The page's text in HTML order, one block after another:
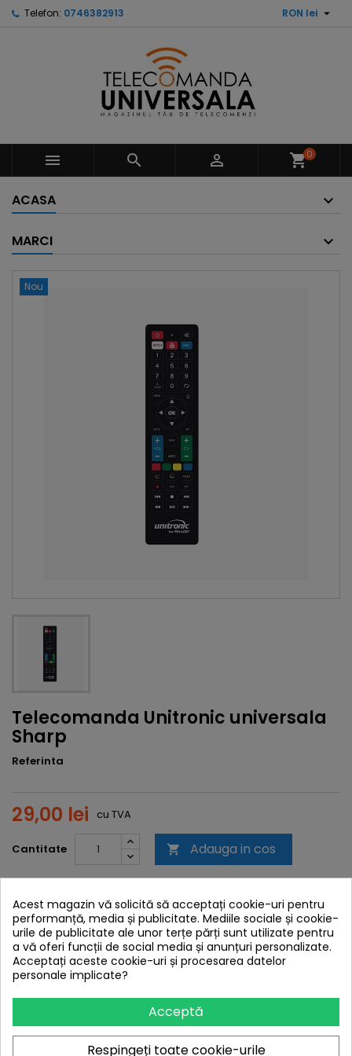
Telefon: 0746382913 RON lei 
   shopping_cart0
ACASA
MARCI
Nou
Telecomanda Unitronic universala
Sharp
Referinta
29,00 lei cu TVA
Cantitate  Adauga in cos
DESCRIERE
DETALII ALE PRODUSULUI
REVIEWS (0)
Număr de dispozitive: 1
Dispozitive controlate: Televizor Sharp
Control: Controlează toate funcțiile
Funcții: Meniu, AV, Teletext, Culoare
Mărci: Compatibil cu toate modelele Sharp
Acest magazin vă solicită să acceptați cookie-uri pentru
performanță, media și publicitate. Mediile sociale și cookie-
urile de publicitate ale unor terțe părți sunt utilizate pentru
a vă oferi funcții de social media și anunțuri personalizate.
Acceptați aceste cookie-uri și procesarea datelor
personale implicate?
Acceptă
Respingeți toate cookie-urile